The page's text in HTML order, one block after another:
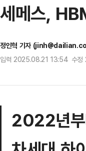
세메스,
정인혁 기자
입력 2025.08.21 13:54 수
2022년